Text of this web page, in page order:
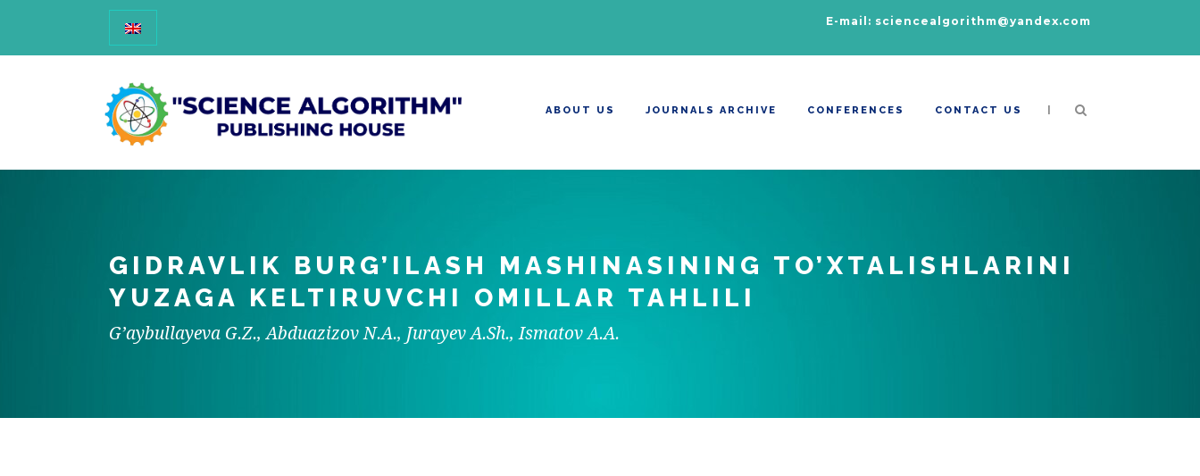
E-mail: sciencealgorithm@yandex.com
ABOUT US JOURNALS ARCHIVE CONFERENCES CONTACT US |
GIDRAVLIK BURG’ILASH MASHINASINING TO’XTALISHLARINI
YUZAGA KELTIRUVCHI OMILLAR TAHLILI
G’aybullayeva G.Z., Abduazizov N.A., Jurayev A.Sh., Ismatov A.A.